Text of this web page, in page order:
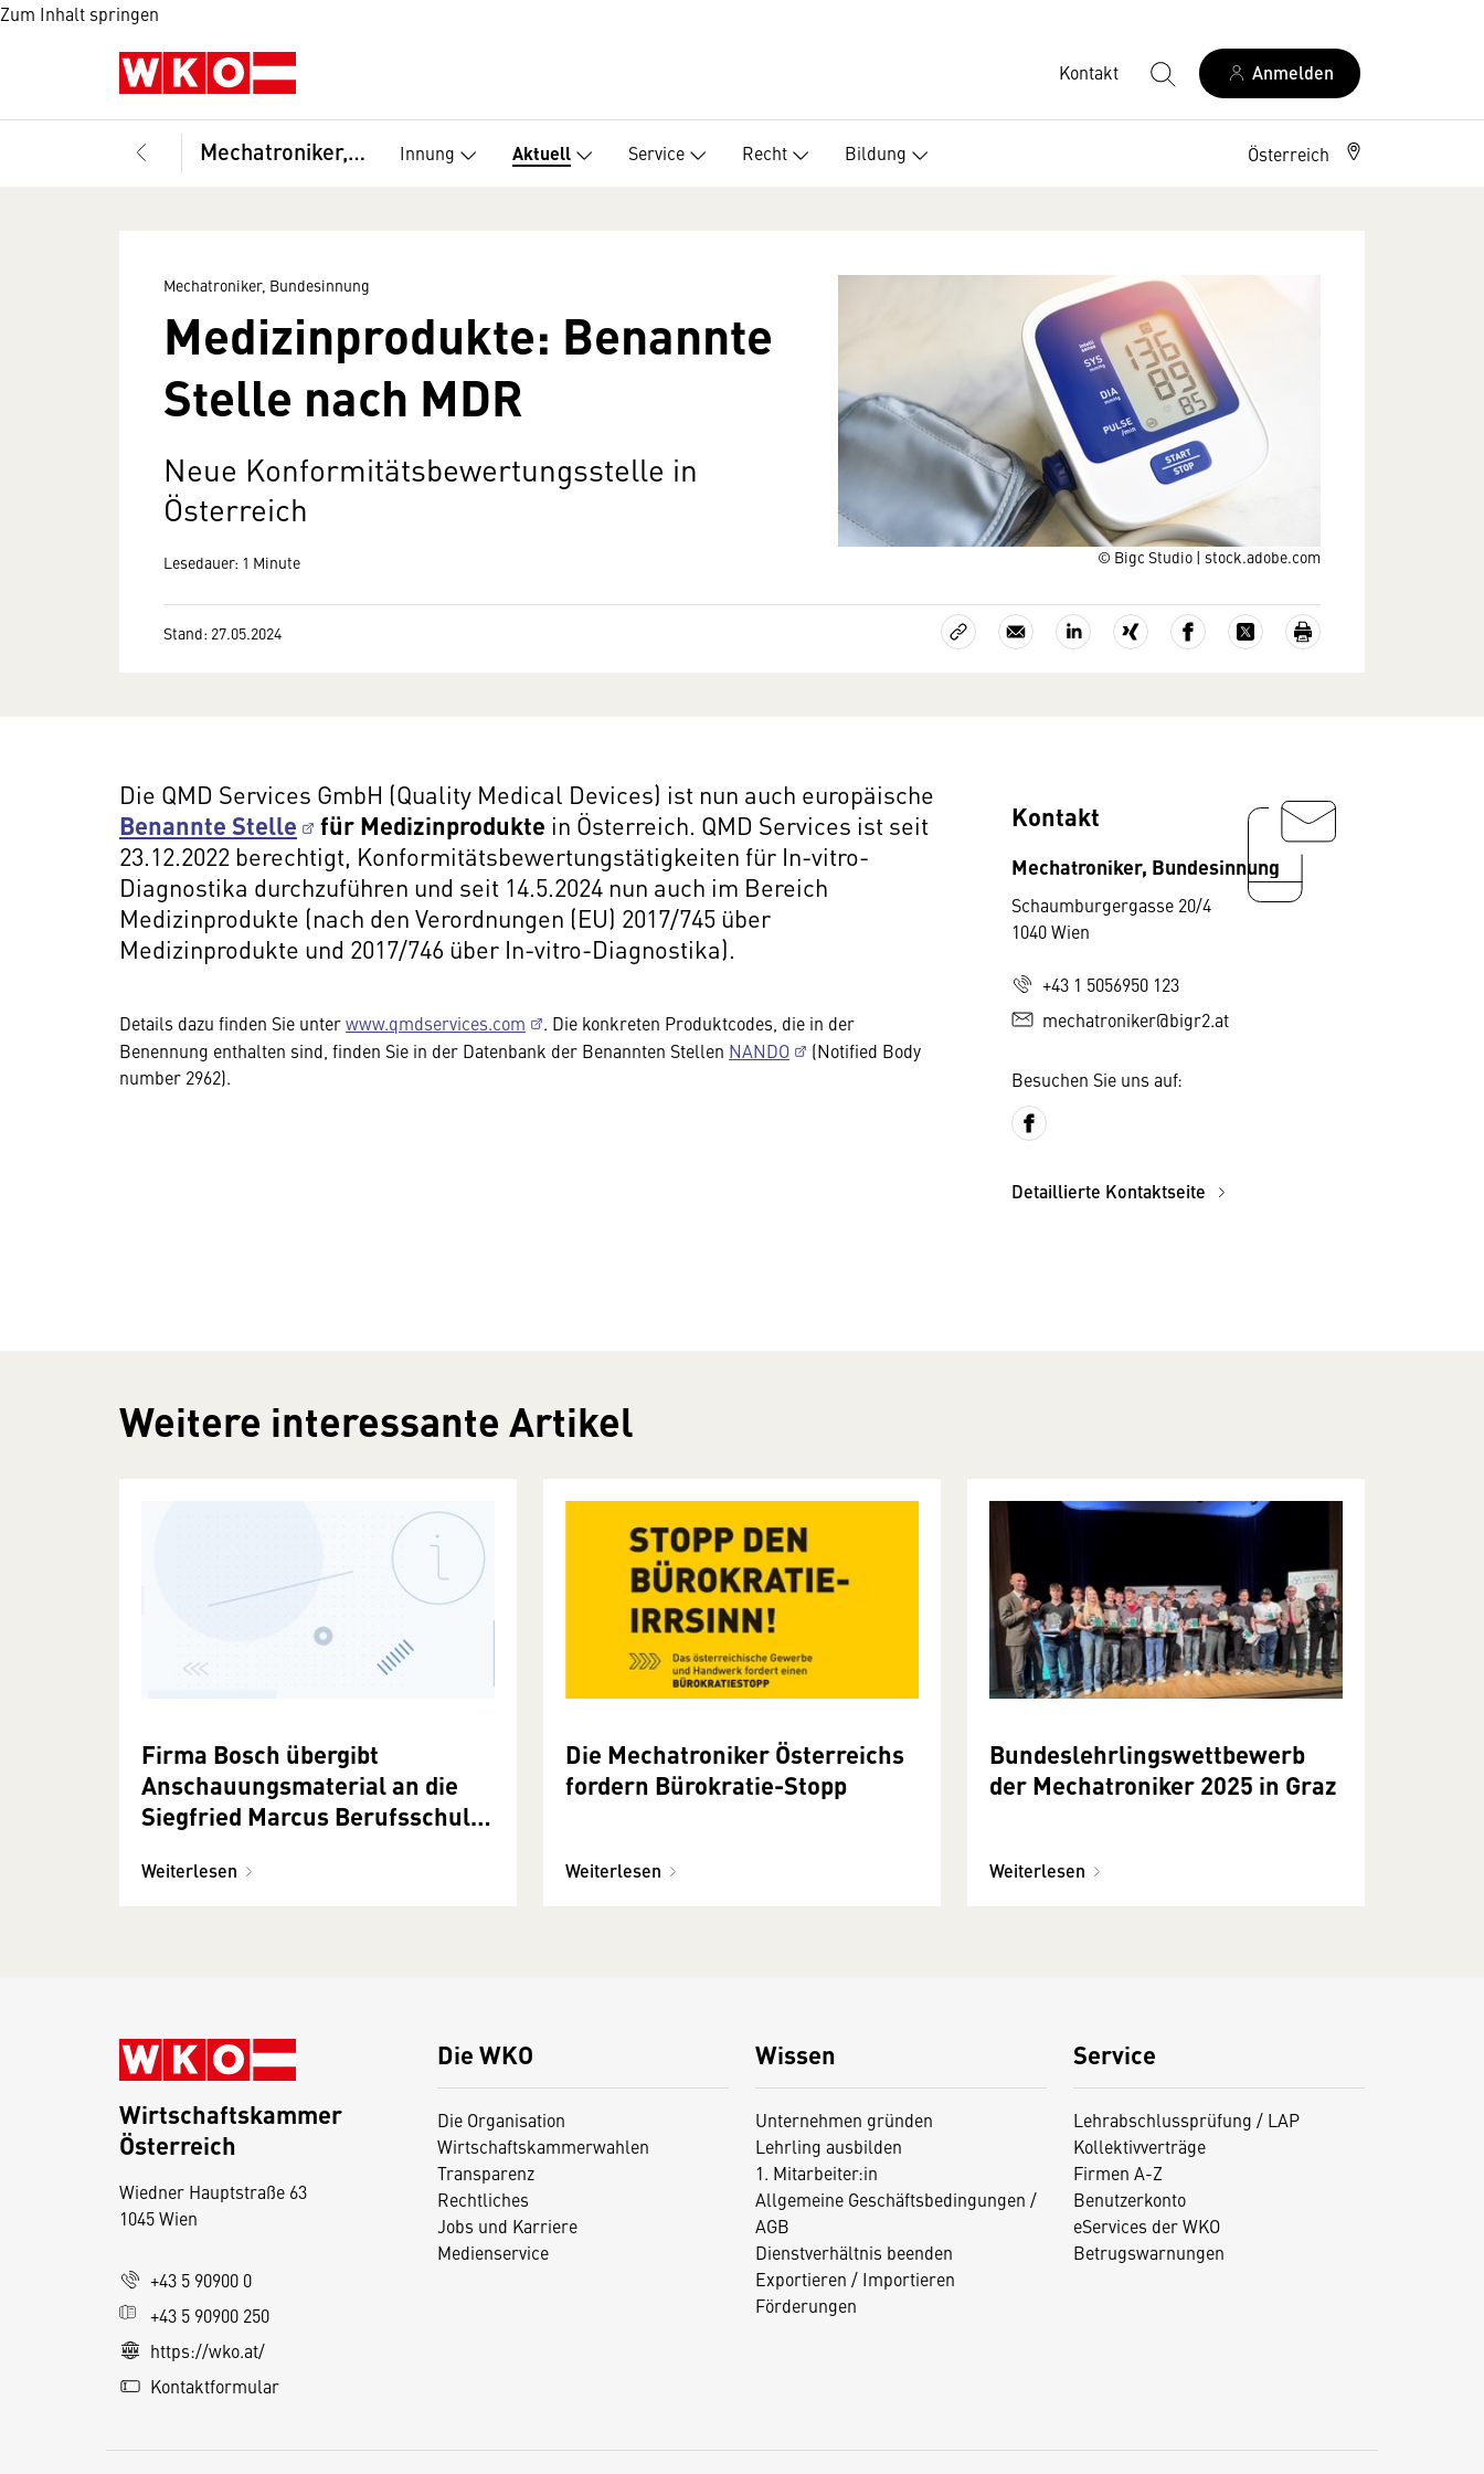
Zum Inhalt springen
Kontakt Anmelden
Mechatroniker, Bundesinnung Innung Aktuell Service Recht Bildung Österreich
© Bigc Studio | stock.adobe.com
Mechatroniker, Bundesinnung
Medizinprodukte: Benannte
Stelle nach MDR
Neue Konformitätsbewertungsstelle in
Österreich
Lesedauer: 1 Minute
Stand: 27.05.2024
Die QMD Services GmbH (Quality Medical Devices) ist nun auch europäische
Benannte Stelle
für Medizinprodukte in Österreich. QMD Services ist seit
23.12.2022 berechtigt, Konformitätsbewertungstätigkeiten für In-vitro-
Diagnostika durchzuführen und seit 14.5.2024 nun auch im Bereich
Medizinprodukte (nach den Verordnungen (EU) 2017/745 über
Medizinprodukte und 2017/746 über In-vitro-Diagnostika).
Details dazu finden Sie unterwww.qmdservices.com
. Die konkreten Produktcodes, die in der
Benennung enthalten sind, finden Sie in der Datenbank der Benannten Stellen NANDO
(Notified Body
number 2962).
Kontakt
Mechatroniker, Bundesinnung
Schaumburgergasse 20/4
1040 Wien
+43 1 5056950 123
mechatroniker@bigr2.at
Besuchen Sie uns auf:
Detaillierte Kontaktseite
Weitere interessante Artikel
Firma Bosch übergibt
Anschauungsmaterial an die
Siegfried Marcus Berufsschule
Weiterlesen
Die Mechatroniker Österreichs
fordern Bürokratie-Stopp
Weiterlesen
Bundeslehrlingswettbewerb
der Mechatroniker 2025 in Graz
Weiterlesen
Die WKO
Die Organisation
Wirtschaftskammerwahlen
Transparenz
Rechtliches
Jobs und Karriere
Medienservice
Wissen
Unternehmen gründen
Lehrling ausbilden
1. Mitarbeiter:in
Allgemeine Geschäftsbedingungen /
AGB
Dienstverhältnis beenden
Exportieren / Importieren
Förderungen
Service
Lehrabschlussprüfung / LAP
Kollektivverträge
Firmen A-Z
Benutzerkonto
eServices der WKO
Betrugswarnungen
Wirtschaftskammer
Österreich
Wiedner Hauptstraße 63
1045 Wien
+43 5 90900 0
+43 5 90900 250
https://wko.at/
Kontaktformular